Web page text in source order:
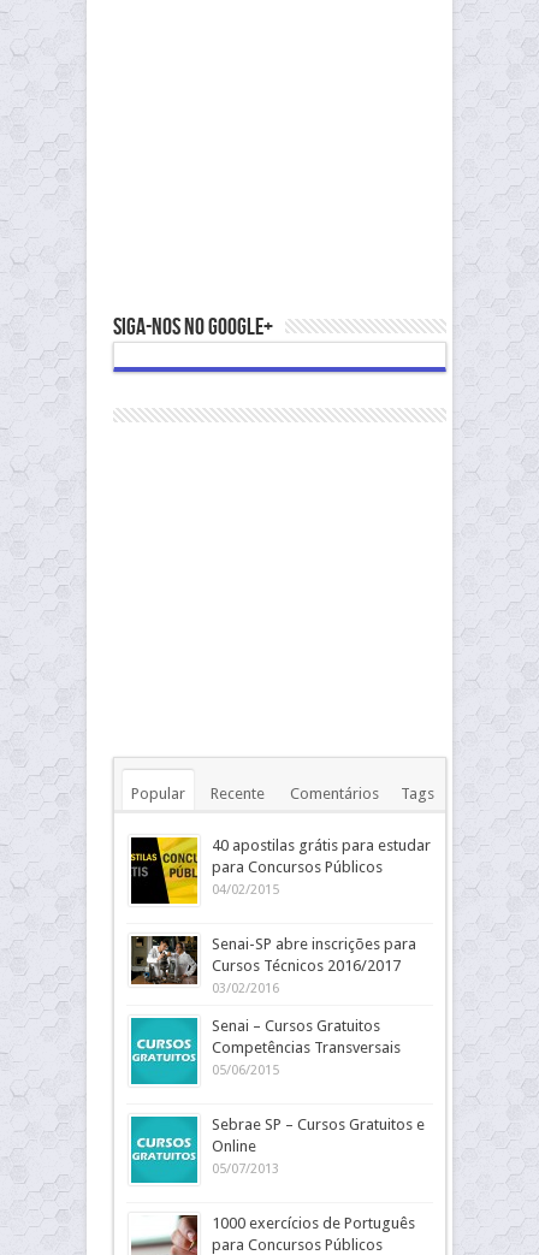
Siga-nos no Google+
Popular Recente Comentários Tags
40 apostilas grátis para estudar
para Concursos Públicos
04/02/2015
Senai-SP abre inscrições para
Cursos Técnicos 2016/2017
03/02/2016
Senai – Cursos Gratuitos
Competências Transversais
05/06/2015
Sebrae SP – Cursos Gratuitos e
Online
05/07/2013
1000 exercícios de Português
para Concursos Públicos